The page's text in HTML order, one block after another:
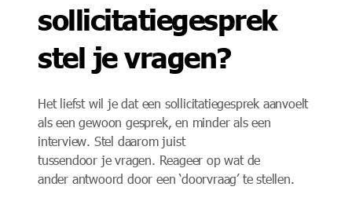
sollicitatiegesprek
stel je vragen?
Het liefst wil jedat een sollicitatiegesprek aanvoelt
als een gewoon gesprek, en minder als een
interview. Stel daarom juist
tussendoor jevragen. Reageer op wat de
ander antwoord door een‘doorvraag’te stellen.